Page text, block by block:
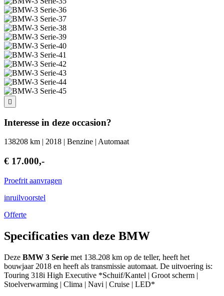
Interesse in deze occasion?
138208 km | 2018 | Benzine | Automaat
€ 17.000,-
Proefrit aanvragen
inruilvoorstel
Offerte
Specificaties van deze BMW
Deze BMW 3 Serie met 138.208 km op de teller, heeft het
bouwjaar 2018 en heeft als transmissie automaat. De uitvoering is:
Touring 318i High Executive *Schuif/Kantel | Groot scherm |
Stoelverwarming | Clima | Navi | Cruise | LED*